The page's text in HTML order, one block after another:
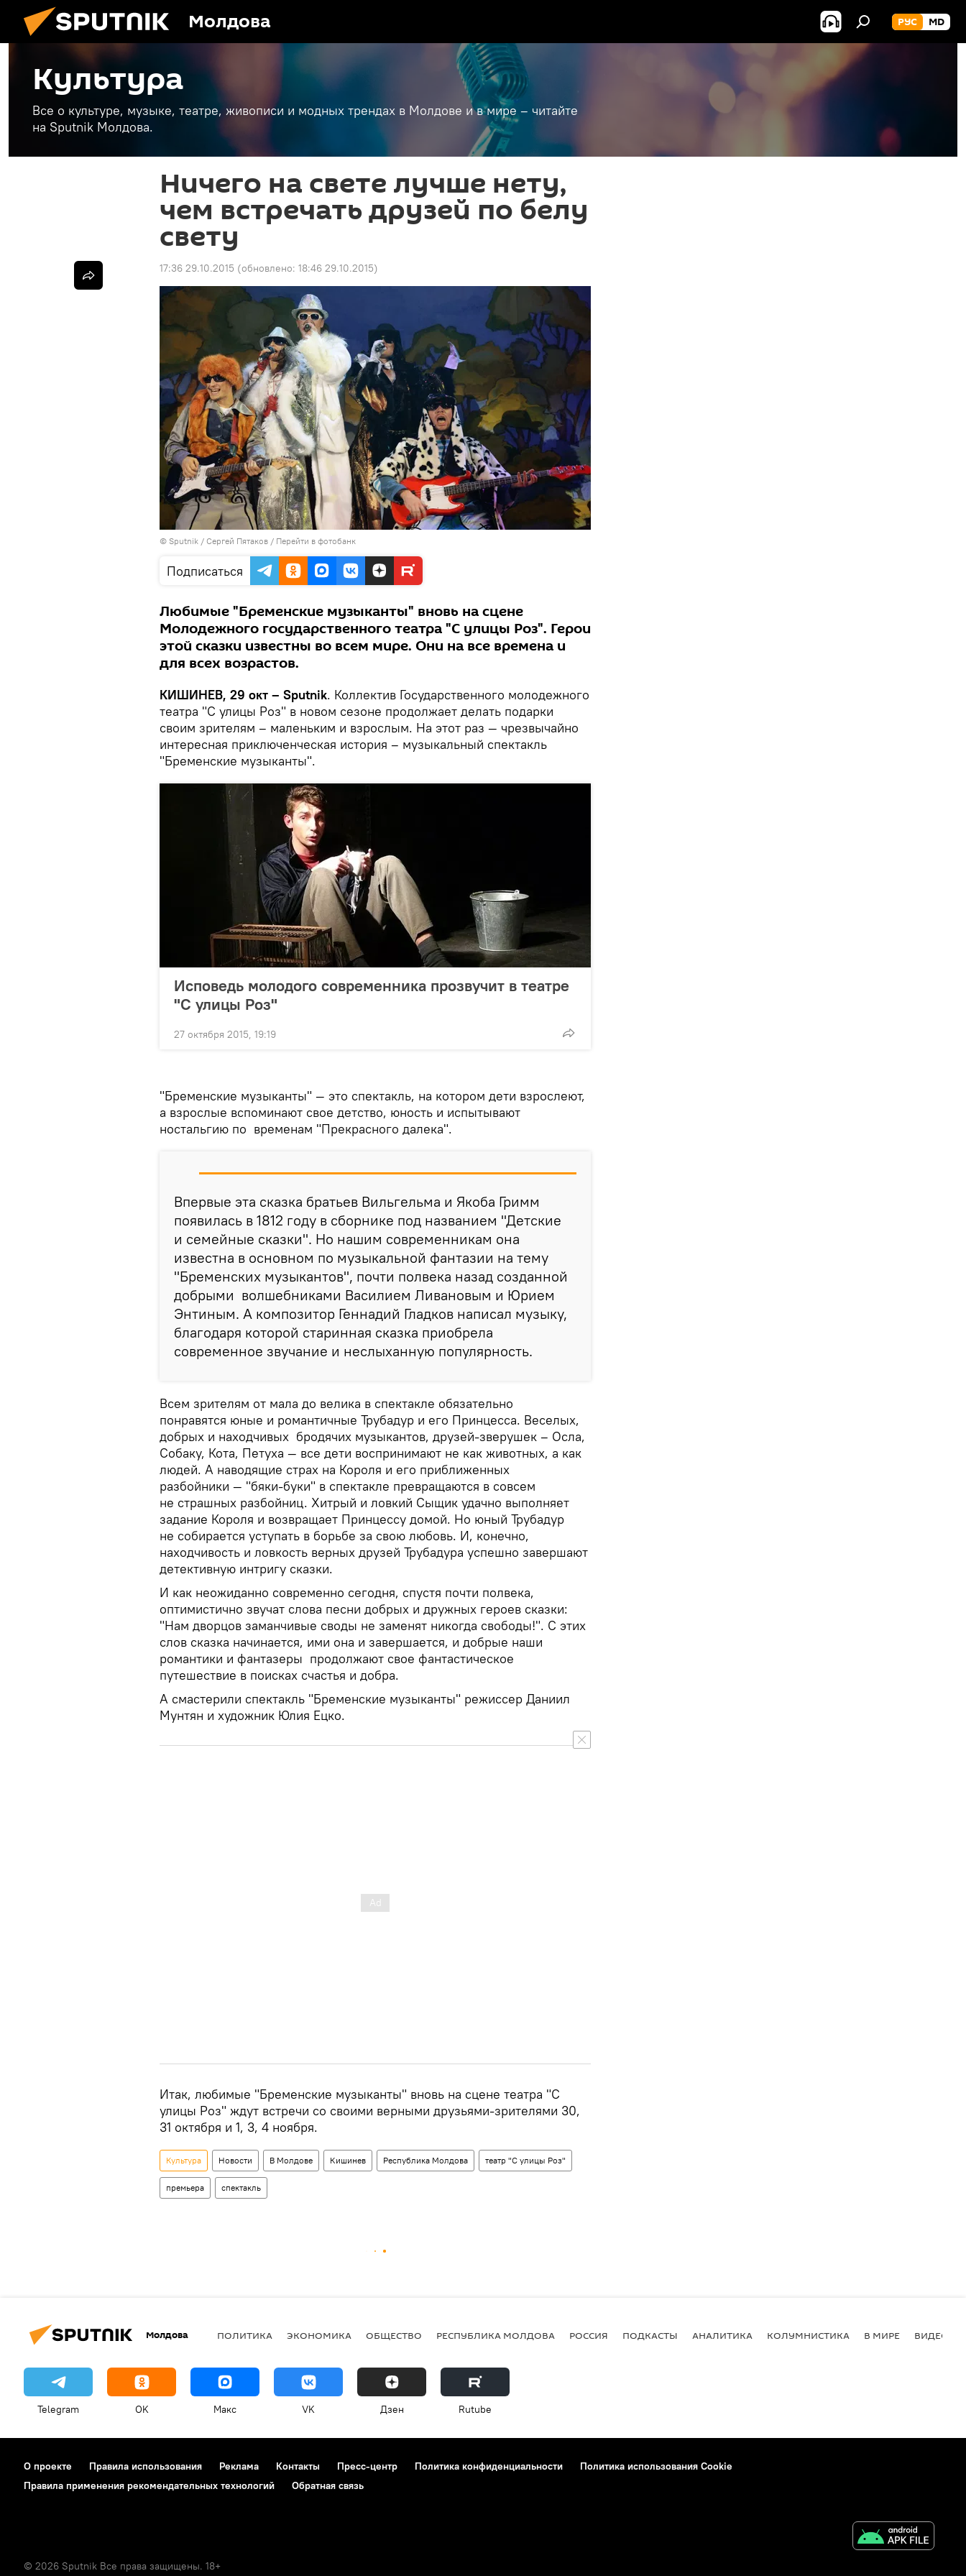
Молдова РУС MD
Культура
Все о культуре, музыке, театре, живописи и модных трендах в Молдове и в мире – читайте
на Sputnik Молдова.
Ничего на свете лучше нету,
чем встречать друзей по белу
свету
17:36 29.10.2015 (обновлено: 18:46 29.10.2015)
© Sputnik / Сергей Пятаков / Перейти в фотобанк
Подписаться
Любимые "Бременские музыканты" вновь на сцене
Молодежного государственного театра "С улицы Роз". Герои
этой сказки известны во всем мире. Они на все времена и
для всех возрастов.
КИШИНЕВ, 29 окт – Sputnik. Коллектив Государственного молодежного
театра "С улицы Роз" в новом сезоне продолжает делать подарки
своим зрителям – маленьким и взрослым. На этот раз — чрезвычайно
интересная приключенческая история – музыкальный спектакль
"Бременские музыканты".
Исповедь молодого современника прозвучит в театре
"С улицы Роз"
27 октября 2015, 19:19
"Бременские музыканты" — это спектакль, на котором дети взрослеют,
а взрослые вспоминают свое детство, юность и испытывают
ностальгию по временам "Прекрасного далека".
Впервые эта сказка братьев Вильгельма и Якоба Гримм
появилась в 1812 году в сборнике под названием "Детские
и семейные сказки". Но нашим современникам она
известна в основном по музыкальной фантазии на тему
"Бременских музыкантов", почти полвека назад созданной
добрыми волшебниками Василием Ливановым и Юрием
Энтиным. А композитор Геннадий Гладков написал музыку,
благодаря которой старинная сказка приобрела
современное звучание и неслыханную популярность.
Всем зрителям от мала до велика в спектакле обязательно
понравятся юные и романтичные Трубадур и его Принцесса. Веселых,
добрых и находчивых бродячих музыкантов, друзей-зверушек – Осла,
Собаку, Кота, Петуха — все дети воспринимают не как животных, а как
людей. А наводящие страх на Короля и его приближенных
разбойники — "бяки-буки" в спектакле превращаются в совсем
не страшных разбойниц. Хитрый и ловкий Сыщик удачно выполняет
задание Короля и возвращает Принцессу домой. Но юный Трубадур
не собирается уступать в борьбе за свою любовь. И, конечно,
находчивость и ловкость верных друзей Трубадура успешно завершают
детективную интригу сказки.
И как неожиданно современно сегодня, спустя почти полвека,
оптимистично звучат слова песни добрых и дружных героев сказки:
"Нам дворцов заманчивые своды не заменят никогда свободы!". С этих
слов сказка начинается, ими она и завершается, и добрые наши
романтики и фантазеры продолжают свое фантастическое
путешествие в поисках счастья и добра.
А смастерили спектакль "Бременские музыканты" режиссер Даниил
Мунтян и художник Юлия Ецко.
Итак, любимые "Бременские музыканты" вновь на сцене театра "С
улицы Роз" ждут встречи со своими верными друзьями-зрителями 30,
31 октября и 1, 3, 4 ноября.
Культура Новости В Молдове Кишинев Республика Молдова театр "С улицы Роз"
премьера спектакль
Молдова ПОЛИТИКА ЭКОНОМИКА ОБЩЕСТВО РЕСПУБЛИКА МОЛДОВА РОССИЯ ПОДКАСТЫ АНАЛИТИКА КОЛУМНИСТИКА В МИРЕ ВИДЕО
Telegram OK Макс VK Дзен Rutube
О проекте Правила использования Реклама Контакты Пресс-центр Политика конфиденциальности
Политика использования Cookie
Правила применения рекомендательных технологий
Обратная связь
© 2026 Sputnik Все права защищены. 18+